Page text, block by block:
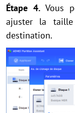
Étape 4. Vous
ajuster la
destination.